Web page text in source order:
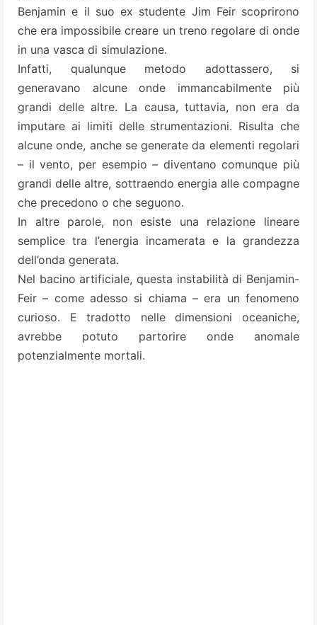
Benjamin e il suo ex studente Jim Feir scoprirono
che era impossibile creare un treno regolare di onde
in una vasca di simulazione.
Infatti, qualunque metodo adottassero, si
generavano alcune onde immancabilmente più
grandi delle altre. La causa, tuttavia, non era da
imputare ai limiti delle strumentazioni. Risulta che
alcune onde, anche se generate da elementi regolari
– il vento, per esempio – diventano comunque più
grandi delle altre, sottraendo energia alle compagne
che precedono o che seguono.
In altre parole, non esiste una relazione lineare
semplice tra l’energia incamerata e la grandezza
dell’onda generata.
Nel bacino artificiale, questa instabilità di Benjamin-
Feir – come adesso si chiama – era un fenomeno
curioso. E tradotto nelle dimensioni oceaniche,
avrebbe potuto partorire onde anomale
potenzialmente mortali.